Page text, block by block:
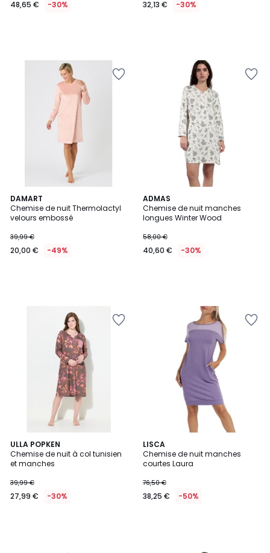
48,65 € -30% 32,13 € -30%
DAMART
Chemise de nuit Thermolactyl
velours embossé
39,99 €
20,00 € -49%
ADMAS
Chemise de nuit manches
longues Winter Wood
58,00 €
40,60 € -30%
ULLA POPKEN
Chemise de nuit à col tunisien
et manches
39,99 €
27,99 € -30%
LISCA
Chemise de nuit manches
courtes Laura
76,50 €
38,25 € -50%